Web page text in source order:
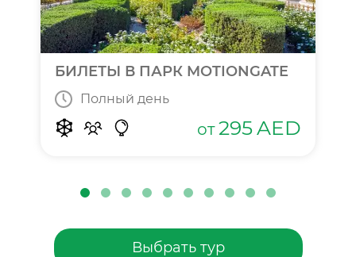
БИЛЕТЫ В ПАРК MOTIONGATE
Полный день
от 295AED
Выбрать тур